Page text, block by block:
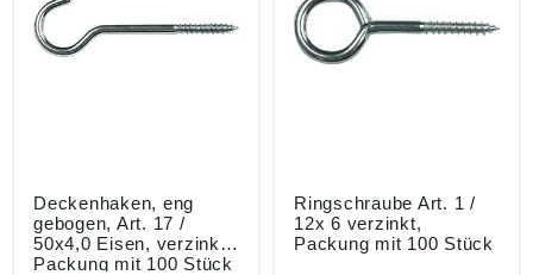
Deckenhaken, eng
gebogen, Art. 17 /
50x4,0 Eisen, verzinkt,
Packung mit 100 Stück
Ringschraube Art. 1 /
12x 6 verzinkt,
Packung mit 100 Stück